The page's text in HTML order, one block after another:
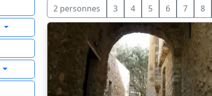
2 personnes 3 4 5 6 7 8